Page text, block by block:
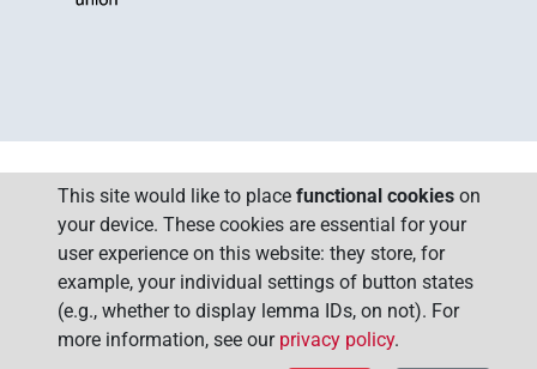
This site would like to place functional cookies on
your device. These cookies are essential for your
user experience on this website: they store, for
example, your individual settings of button states
(e.g., whether to display lemma IDs, on not). For
more information, see our privacy policy.